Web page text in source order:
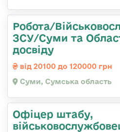
Робота/
ЗСУ/Суми та
досвіду
від 20100 до 120000 грн
Суми, Сумська область
Офіцер штабу,